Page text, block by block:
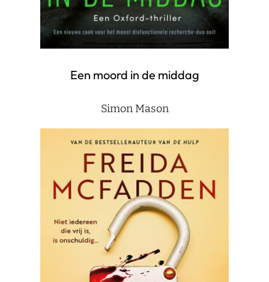
Een moord in de middag
Simon Mason